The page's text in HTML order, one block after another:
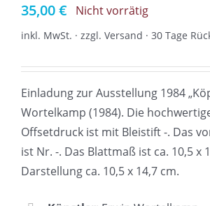
35,00€ Nicht vorrätig
inkl. MwSt. · zzgl. Versand · 30 Tage
Einladung zur Ausstellung 1984
Wortelkamp (1984). Die
Offsetdruck ist mit Bleistift -. Das
ist Nr. -. Das Blattmaß ist ca. 10,5 x
Darstellung ca. 10,5 x 14,7 cm.